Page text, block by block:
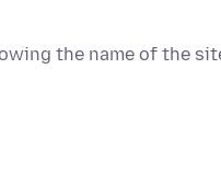
the name of the